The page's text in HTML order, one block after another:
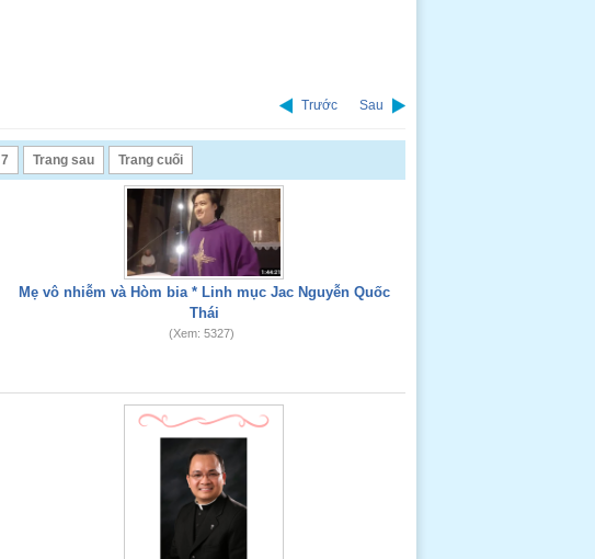
Trước Sau
7 Trang sau Trang cuối
Mẹ vô nhiễm và Hòm bia * Linh mục Jac Nguyễn Quốc
Thái
(Xem: 5327)